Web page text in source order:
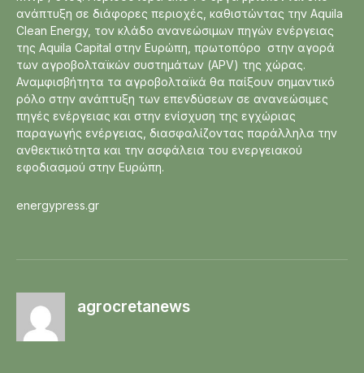
ανάπτυξη σε διάφορες περιοχές, καθιστώντας την Aquila
Clean Energy, τον κλάδο ανανεώσιμων πηγών ενέργειας
της Aquila Capital στην Ευρώπη, πρωτοπόρο στην αγορά
των αγροβολταϊκών συστημάτων (APV) της χώρας.
Αναμφισβήτητα τα αγροβολταϊκά θα παίξουν σημαντικό
ρόλο στην ανάπτυξη των επενδύσεων σε ανανεώσιμες
πηγές ενέργειας και στην ενίσχυση της εγχώριας
παραγωγής ενέργειας, διασφαλίζοντας παράλληλα την
ανθεκτικότητα και την ασφάλεια του ενεργειακού
εφοδιασμού στην Ευρώπη.
energypress.gr
agrocretanews